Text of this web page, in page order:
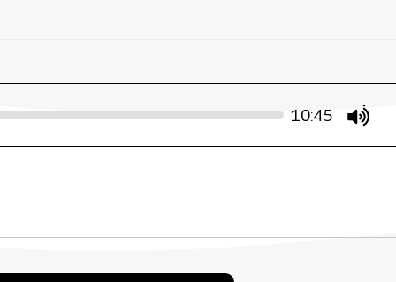
mute
10:45